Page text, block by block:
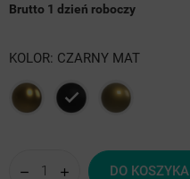
Brutto 1 dzień roboczy
KOLOR: CZARNY MAT
Crown CzarnyAntyk
jasny
DO KOSZYKA